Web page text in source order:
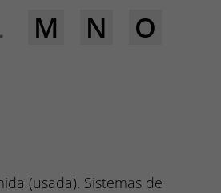
M N O
(usada). Sistemas de